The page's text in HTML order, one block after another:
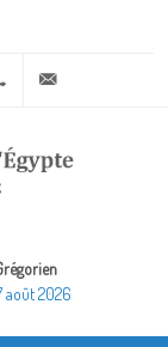
+20 2 25970400
août 2026